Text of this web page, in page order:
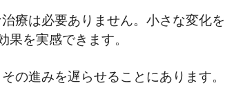
療は必要ありません。小さな変化を
を実感できます。
の進みを遅らせることにあります。